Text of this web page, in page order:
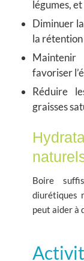
légumes,
Diminuer
la rétention
favoriser
Réduire
graisses
Boire
diurétiques
peut aider à